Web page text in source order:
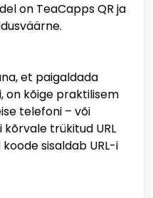
on TeaCapps QR ja
et paigaldada
on kõige praktilisem
telefoni – või
trükitud URL
sisaldab URL-i